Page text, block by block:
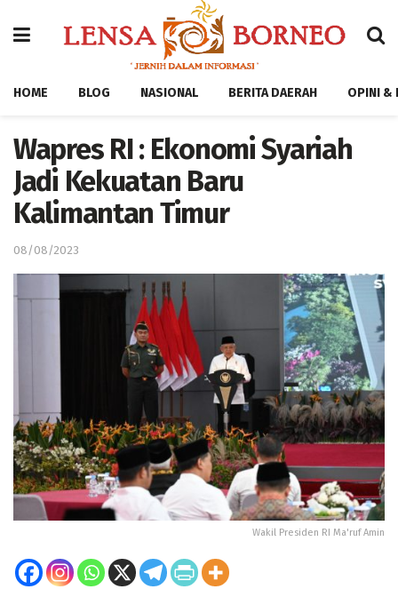
HOME BLOG NASIONAL BERITA DAERAH OPINI &
Wapres RI : Ekonomi Syariah
Jadi Kekuatan Baru
Kalimantan Timur
08/08/2023
Wakil Presiden RI Ma'ruf Amin